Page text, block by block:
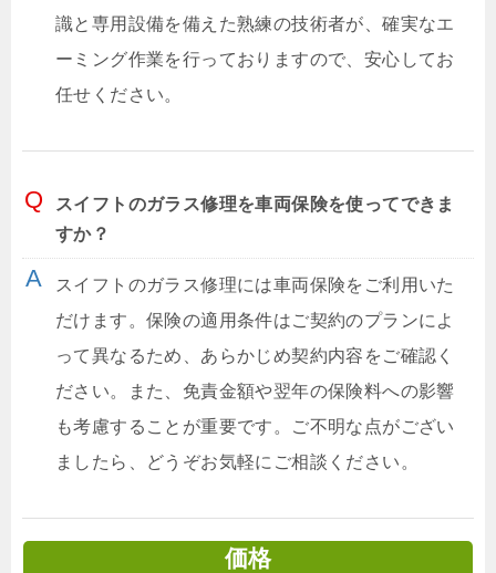
識と専用設備を備えた熟練の技術者が、確実なエ
ーミング作業を行っておりますので、安心してお
任せください。
スイフトのガラス修理を車両保険を使ってできま
すか？
スイフトのガラス修理には車両保険をご利用いた
だけます。保険の適用条件はご契約のプランによ
って異なるため、あらかじめ契約内容をご確認く
ださい。また、免責金額や翌年の保険料への影響
も考慮することが重要です。ご不明な点がござい
ましたら、どうぞお気軽にご相談ください。
価格